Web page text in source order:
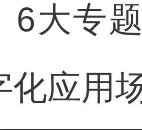
6大专
化应用